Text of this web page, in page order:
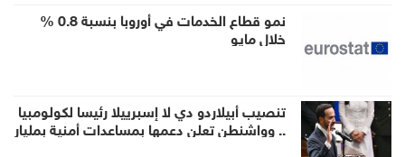
نمو قطاع الخدمات في أوروبا بنسبة 0.8 %
خلال مايو
تنصيب أبيلاردو دي لا إسبرييلا رئيسا لكولومبيا
.. وواشنطن تعلن دعمها بمساعدات أمنية بمليار